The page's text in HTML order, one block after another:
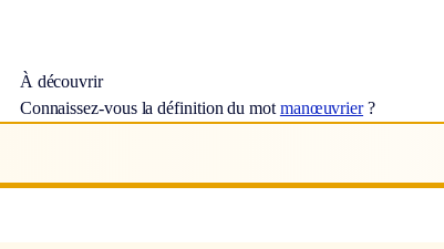
À découvrir
Connaissez-vous la définition du mot manœuvrier?